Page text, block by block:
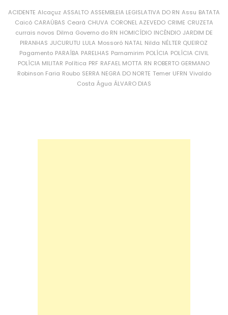
ACIDENTE Alcaçuz ASSALTO ASSEMBLEIA LEGISLATIVA DO RN Assu BATATA
Caicó CARAÚBAS Ceará CHUVA CORONEL AZEVEDO CRIME CRUZETA
currais novos Dilma Governo do RN HOMICÍDIO INCÊNDIO JARDIM DE
PIRANHAS JUCURUTU LULA Mossoró NATAL Nilda NÉLTER QUEIROZ
Pagamento PARAÍBA PARELHAS Parnamirim POLÍCIA POLÍCIA CIVIL
POLÍCIA MILITAR Política PRF RAFAEL MOTTA RN ROBERTO GERMANO
Robinson Faria Roubo SERRA NEGRA DO NORTE Temer UFRN Vivaldo
Costa Água ÁLVARO DIAS